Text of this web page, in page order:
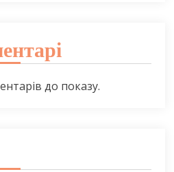
до показу.